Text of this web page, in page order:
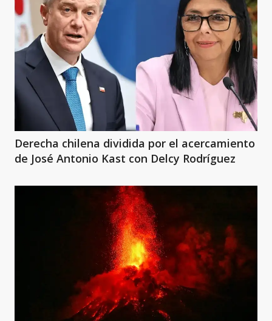
Derecha chilena dividida por el acercamiento
de José Antonio Kast con Delcy Rodríguez